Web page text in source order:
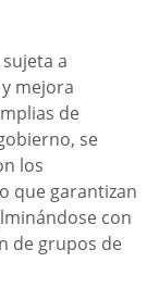
a
mejora
de
se
los
que garantizan
con
de grupos de